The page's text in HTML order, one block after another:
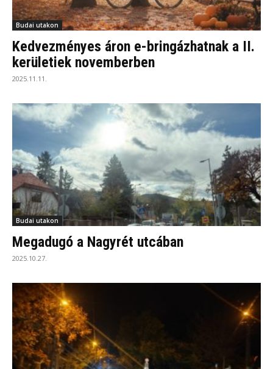
Budai utakon
Kedvezményes áron e-bringázhatnak a II.
kerületiek novemberben
2025.11.11.
Budai utakon
Megadugó a Nagyrét utcában
2025.10.27.